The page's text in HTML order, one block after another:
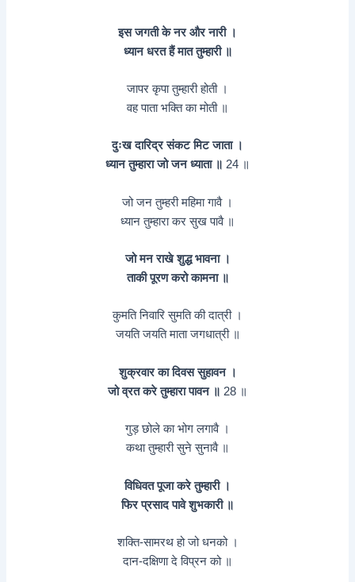
इस जगती के नर और नारी ।
ध्यान धरत हैं मात तुम्हारी ॥
जापर कृपा तुम्हारी होती ।
वह पाता भक्ति का मोती ॥
दुःख दारिद्र संकट मिट जाता ।
ध्यान तुम्हारा जो जन ध्याता ॥ 24 ॥
जो जन तुम्हरी महिमा गावै ।
ध्यान तुम्हारा कर सुख पावै ॥
जो मन राखे शुद्ध भावना ।
ताकी पूरण करो कामना ॥
कुमति निवारि सुमति की दात्री ।
जयति जयति माता जगधात्री ॥
शुक्रवार का दिवस सुहावन ।
जो व्रत करे तुम्हारा पावन ॥ 28 ॥
गुड़ छोले का भोग लगावै ।
कथा तुम्हारी सुने सुनावै ॥
विधिवत पूजा करे तुम्हारी ।
फिर प्रसाद पावे शुभकारी ॥
शक्ति-सामरथ हो जो धनको ।
दान-दक्षिणा दे विप्रन को ॥